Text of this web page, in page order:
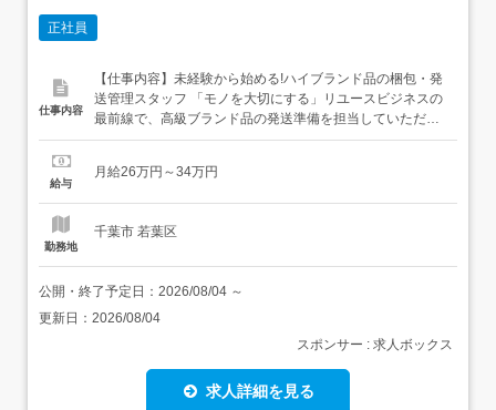
正社員
仕事内容
【仕事内容】未経験から始める!ハイブランド品の梱包・発
送管理スタッフ 「モノを大切にする」リユースビジネスの
最前線で、高級ブランド品の発送準備を担当していただき
ます。冷暖房完備の快適な室内でのセキュリティの整った
務内容>・買取・販売が成立した商品の指定場所への移
給与
月給26万円～34万円
勤務地
千葉市 若葉区
公開・終了予定日： 2026/08/04 ～
更新日： 2026/08/04
スポンサー : 求人ボックス
求人詳細を見る